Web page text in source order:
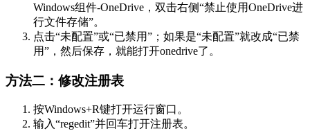
Windows组件-OneDrive，双击右侧“禁止使用OneDrive进
行文件存储”。
点击“未配置”或“已禁用”；如果是“未配置”就改成“已禁
用”，然后保存，就能打开onedrive了。
方法二：修改注册表
按Windows+R键打开运行窗口。
输入“regedit”并回车打开注册表。